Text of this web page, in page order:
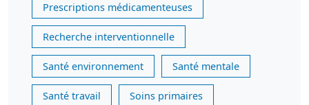
Prescriptions médicamenteuses
Recherche interventionnelle
Santé environnement Santé mentale
Santé travail Soins primaires